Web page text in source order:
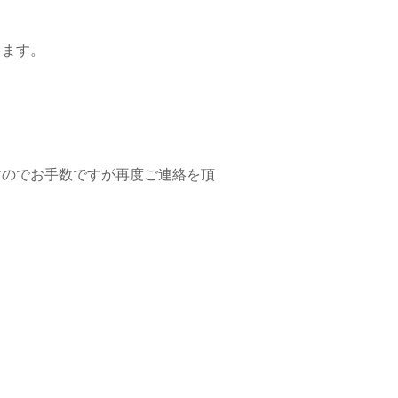
す。
でお手数ですが再度ご連絡を頂